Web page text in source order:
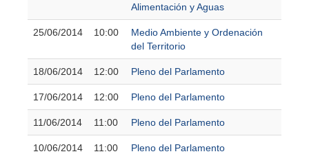
Alimentación y Aguas
25/06/2014 10:00
Medio Ambiente y Ordenación
del Territorio
18/06/2014 12:00 Pleno del Parlamento
17/06/2014 12:00 Pleno del Parlamento
11/06/2014 11:00 Pleno del Parlamento
10/06/2014 11:00 Pleno del Parlamento